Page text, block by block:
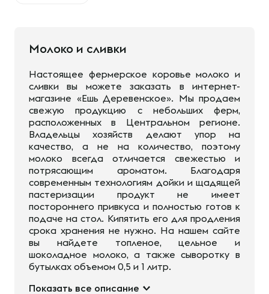
Молоко и сливки
Настоящее фермерское коровье молоко и
сливки вы можете заказать в интернет-
магазине «Ешь Деревенское». Мы продаем
свежую продукцию с небольших ферм,
расположенных в Центральном регионе.
Владельцы хозяйств делают упор на
качество, а не на количество, поэтому
молоко всегда отличается свежестью и
потрясающим ароматом. Благодаря
современным технологиям дойки и щадящей
пастеризации продукт не имеет
постороннего привкуса и полностью готов к
подаче на стол. Кипятить его для продления
срока хранения не нужно. На нашем сайте
вы найдете топленое, цельное и
шоколадное молоко, а также сыворотку в
бутылках объемом 0,5 и 1 литр.
Показать все описание